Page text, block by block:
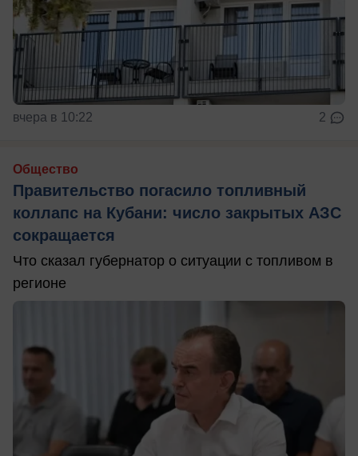
вчера в 10:22 2
Общество
Правительство погасило топливный
коллапс на Кубани: число закрытых АЗС
сокращается
Что сказал губернатор о ситуации с топливом в
регионе